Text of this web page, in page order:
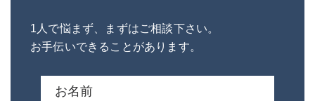
1人で悩まず、まずはご相談下さい。
お手伝いできることがあります。